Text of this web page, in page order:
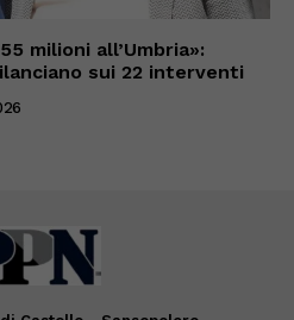
milioni all’Umbria»:
sui 22 interventi